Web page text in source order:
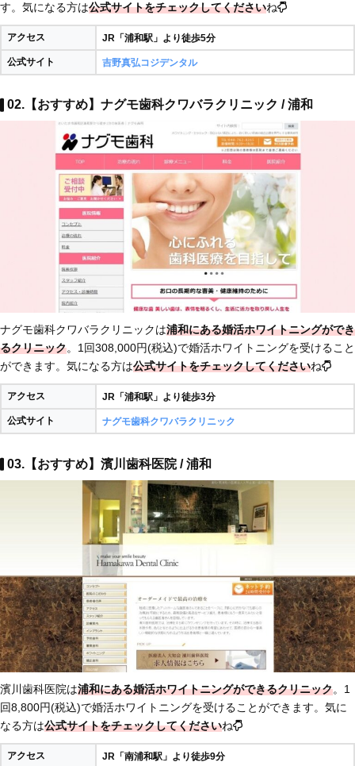
す。気になる方は公式サイトをチェックしてくださいね
アクセス JR「浦和駅」より徒歩5分
公式サイト 吉野真弘コジデンタル
02.【おすすめ】ナグモ歯科クワバラクリニック / 浦和
ナグモ歯科クワバラクリニックは浦和にある婚活ホワイトニングができ
るクリニック。1回308,000円(税込)で婚活ホワイトニングを受けること
ができます。気になる方は公式サイトをチェックしてくださいね
アクセス JR「浦和駅」より徒歩3分
公式サイト ナグモ歯科クワバラクリニック
03.【おすすめ】濱川歯科医院/ 浦和
濱川歯科医院は浦和にある婚活ホワイトニングができるクリニック。1
回8,800円(税込)で婚活ホワイトニングを受けることができます。気に
なる方は公式サイトをチェックしてくださいね
アクセス JR「南浦和駅」より徒歩9分